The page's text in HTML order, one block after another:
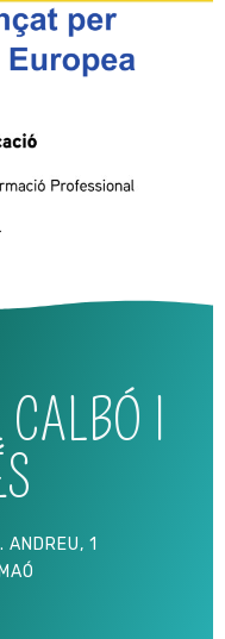
I
1